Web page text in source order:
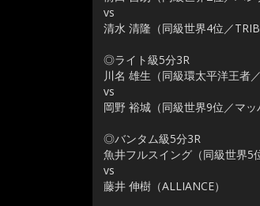
vs
清水 清隆（同級世界4位／
◎ライト級5分3R
川名 雄生（同級環太平洋王者
vs
岡野 裕城（同級世界9位／マッ
◎バンタム級5分3R
魚井フルスイング（同級世界5
vs
藤井 伸樹（ALLIANCE）